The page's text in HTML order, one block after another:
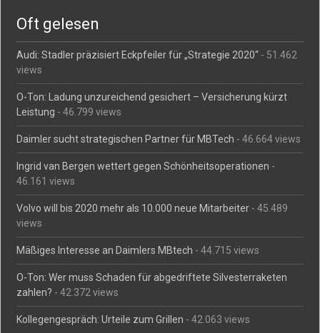
Oft gelesen
Audi: Stadler präzisiert Eckpfeiler für „Strategie 2020“ - 51.462
views
O-Ton: Ladung unzureichend gesichert – Versicherung kürzt
Leistung - 46.799 views
Daimler sucht strategischen Partner für MBTech - 46.664 views
Ingrid van Bergen wettert gegen Schönheitsoperationen -
46.161 views
Volvo will bis 2020 mehr als 10.000 neue Mitarbeiter - 45.489
views
Mäßiges Interesse an Daimlers MBtech - 44.715 views
O-Ton: Wer muss Schaden für abgedriftete Silvesterraketen
zahlen? - 42.372 views
Kollegengespräch: Urteile zum Grillen - 42.063 views